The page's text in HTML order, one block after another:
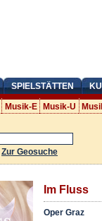
SPIELSTÄTTEN
Musik-E Musik-U
Zur Geosuche
Im Fluss
Oper Graz